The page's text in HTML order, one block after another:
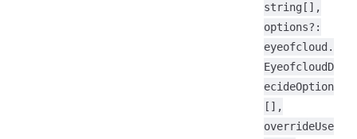
string[],
options?:
eyeofcloud.
EyeofcloudD
ecideOption
[],
overrideUse